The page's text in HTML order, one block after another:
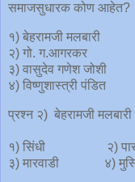
समाजसुधारक कोण आहेत?
१) बेहरामजी मलबारी
२) गो. ग.आगरकर
३) वासुदेव गणेश जोशी
४) विष्णुशास्त्री पंडित
प्रश्न २) बेहरामजी
१) सिंधी २)
३) मारवाडी ४)